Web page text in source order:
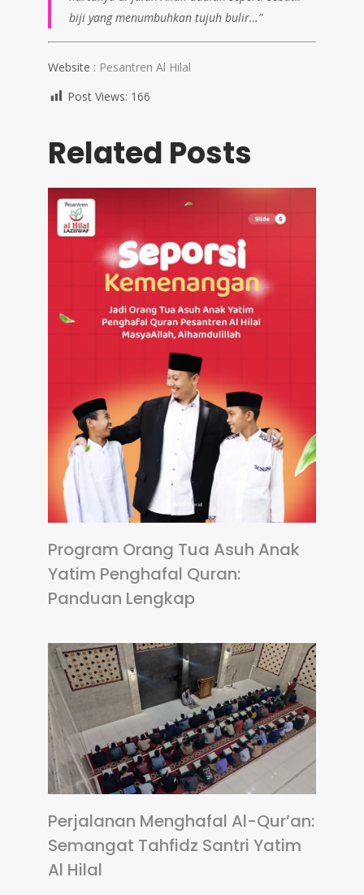
biji yang menumbuhkan tujuh bulir…”
Website : Pesantren Al Hilal
Post Views: 166
Related Posts
Program Orang Tua Asuh Anak
Yatim Penghafal Quran:
Panduan Lengkap
Perjalanan Menghafal Al-Qur’an:
Semangat Tahfidz Santri Yatim
Al Hilal